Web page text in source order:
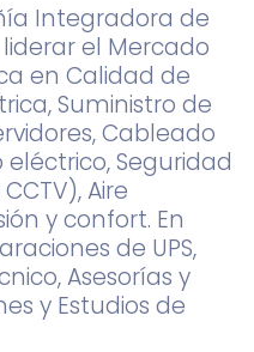
Integradora de
el Mercado
en Calidad de
Suministro de
Cableado
Seguridad
Aire
y confort. En
de UPS,
Asesorías y
y Estudios de